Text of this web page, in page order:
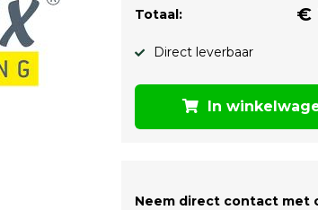
Totaal: €
Direct leverbaar
In
Neem direct contact met